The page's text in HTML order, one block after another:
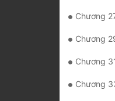
Chương
Chương
Chương
Chương